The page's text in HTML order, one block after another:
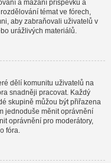
a mazání příspěvků a
témat ve fórech,
aby zabraňovali uživatelů v
urážlivých materiálů.
dělí komunitu uživatelů na
snadněji pracovat. Každý
skupině můžou být přiřazena
jednoduše měnit oprávnění
oprávnění pro moderátory,
fóra.